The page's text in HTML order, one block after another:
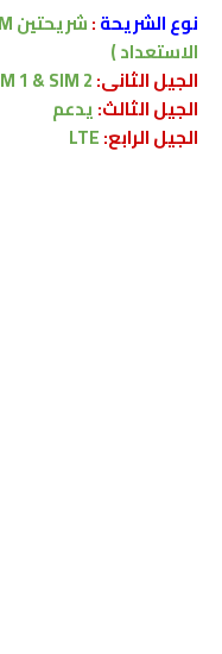
نوع الشريحة:
الاستعداد )
الجيل الثانى:1 & SIM 2
الجيل الثالث:يدعم
الجيل الرابع:LTE